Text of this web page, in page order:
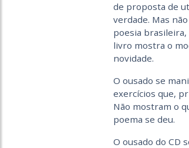
de proposta de
verdade. Mas
poesia brasileira,
livro mostra o
novidade.
O ousado se
exercícios que,
Não mostram o
poema se deu.
O ousado do CD